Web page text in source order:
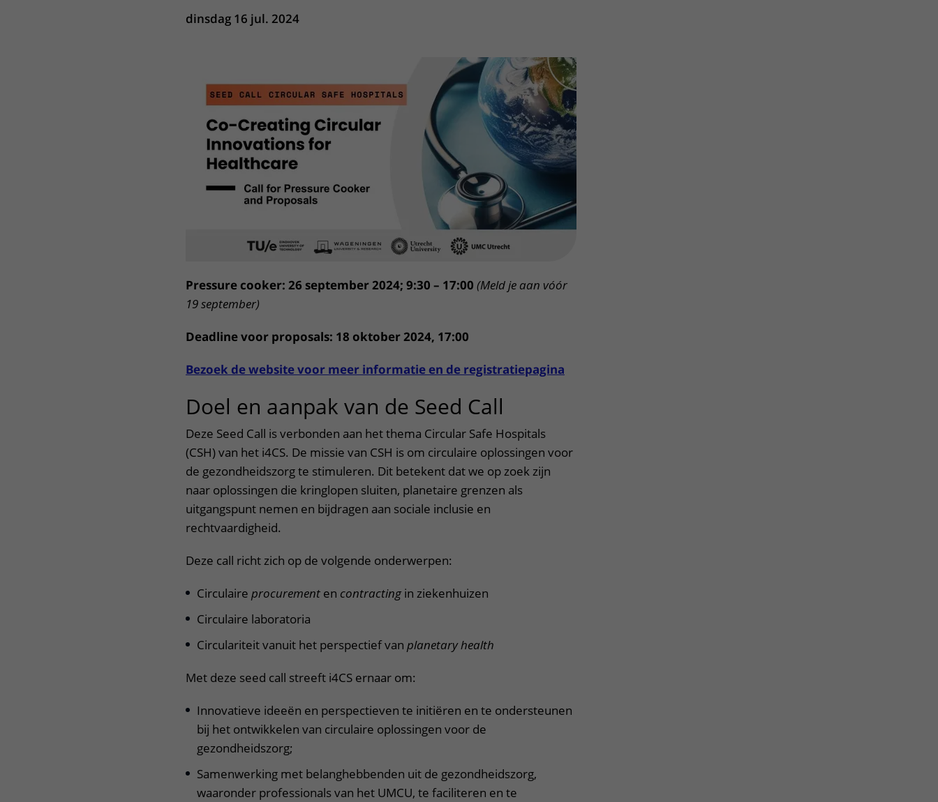
Bezoektijden
Kinderziekenhuis
dinsdag 16 jul. 2024
Pressure cooker: 26 september 2024; 9:30 – 17:00 (Meld je aan vóór
19 september)
Deadline voor proposals: 18 oktober 2024, 17:00
Bezoek de website voor meer informatie en de registratiepagina
Doel en aanpak van de Seed Call
Deze Seed Call is verbonden aan het thema Circular Safe Hospitals
(CSH) van het i4CS. De missie van CSH is om circulaire oplossingen voor
de gezondheidszorg te stimuleren. Dit betekent dat we op zoek zijn
naar oplossingen die kringlopen sluiten, planetaire grenzen als
uitgangspunt nemen en bijdragen aan sociale inclusie en
rechtvaardigheid.
Deze call richt zich op de volgende onderwerpen:
Circulaire procurement en contractingin ziekenhuizen
Circulaire laboratoria
Circulariteit vanuit het perspectief van planetary health
Met deze seed call streeft i4CS ernaar om:
Innovatieve ideeën en perspectieven te initiëren en te ondersteunen
bij het ontwikkelen van circulaire oplossingen voor de
gezondheidszorg;
Samenwerking met belanghebbenden uit de gezondheidszorg,
waaronder professionals van het UMCU, te faciliteren en te